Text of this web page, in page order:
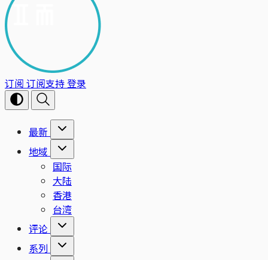
订阅 订阅支持登录
最新
地域
国际
大陆
香港
台湾
评论
系列